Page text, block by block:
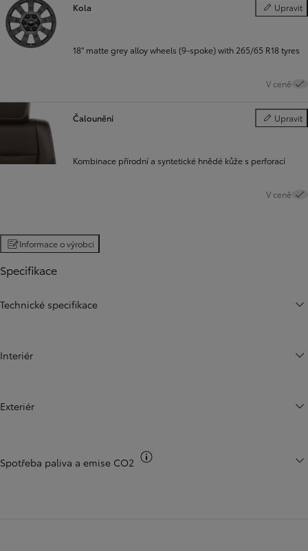
Kola Upravit
Kola
18" matte grey alloy wheels (9-spoke) with 265/65 R18 tyres
V ceně
Čalounění Upravit
Čalounění
Kombinace přírodní a syntetické hnědé kůže s perforací
V ceně
Informace o výrobci
Specifikace
Technické specifikace
Interiér
Exteriér
Spotřeba paliva a emise CO2